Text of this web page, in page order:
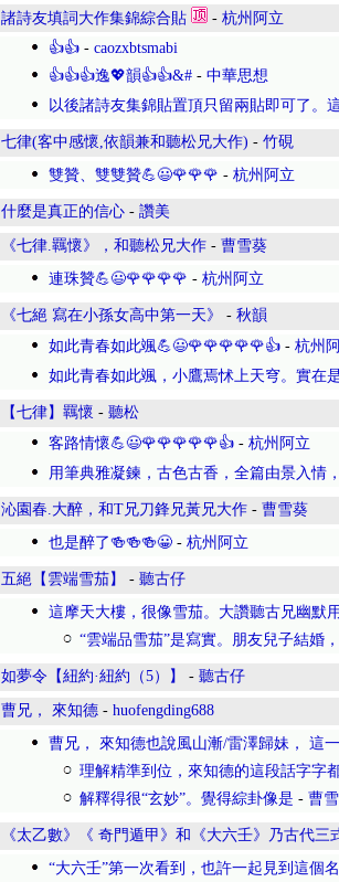
諸詩友填詞大作集錦綜合貼 - 杭州阿立
👍👍 - caozxbtsmabi
👍👍👍逸💖韻👍👍&# - 中華思想
以後諸詩友集錦貼置頂只留兩貼即可了。
七律(客中感懷,依韻兼和聽松兄大作) - 竹硯
雙贊、雙雙贊💪😃🌹🌹🌹 - 杭州阿立
什麼是真正的信心 - 讚美
《七律.羈懷》，和聽松兄大作 - 曹雪葵
連珠贊💪😃🌹🌹🌹🌹 - 杭州阿立
《七絕 寫在小孫女高中第一天》 - 秋韻
如此青春如此颯💪😃🌹🌹🌹🌹🌹👍 - 杭州
如此青春如此颯，小鷹焉怵上天穹。實在
【七律】羈懷 - 聽松
客路情懷💪😃🌹🌹🌹🌹🌹👍 - 杭州阿立
用筆典雅凝鍊，古色古香，全篇由景入情
沁園春.大醉，和T兄刀鋒兄黃兄大作 - 曹雪葵
也是醉了🍻🍻🍻😀 - 杭州阿立
五絕【雲端雪茄】 - 聽古仔
這摩天大樓，很像雪茄。大讚聽古兄幽默
“雲端品雪茄”是寫實。朋友兒子結婚
如夢令【紐約·紐約（5）】 - 聽古仔
曹兄， 來知德 - huofengding688
曹兄， 來知德也說風山漸/雷澤歸妹， 這
理解精準到位，來知德的這段話字字
解釋得很“玄妙”。覺得綜卦像是 - 曹
《太乙數》《 奇門遁甲》和《大六壬》乃古代三
“大六壬”第一次看到，也許一起見到這個